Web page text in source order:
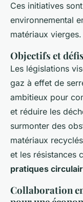
Ces initiatives
environnemental
matériaux vierges.
Objectifs et
Les législations
gaz à effet de
ambitieux pour
et réduire les
surmonter des
matériaux
et les résistances
pratiques
Collaboration